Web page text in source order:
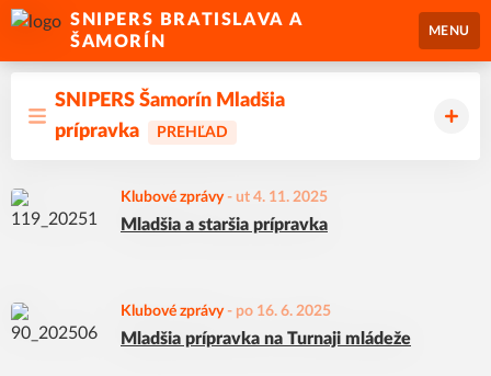
SNIPERS BRATISLAVA A
ŠAMORÍN
MENU
SNIPERS Šamorín Mladšia
prípravka
PREHĽAD
Klubové zprávy- ut 4. 11. 2025
Mladšia a staršia prípravka
Klubové zprávy- po 16. 6. 2025
Mladšia prípravka na Turnaji mládeže